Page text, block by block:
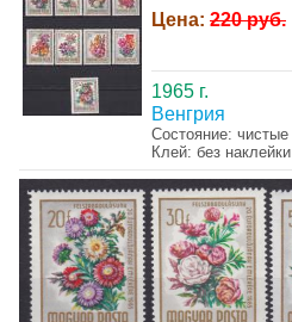
Цена: 220 руб.
1965 г.
Венгрия
Состояние: чистые
Клей: без наклейки